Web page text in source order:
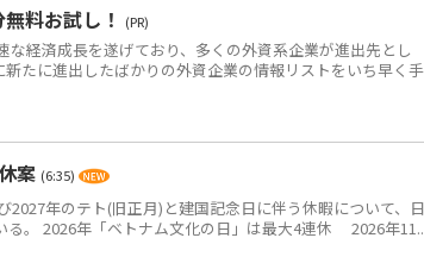
料お試し！ (PR)
経済成長を遂げており、多くの外資系企業が進出先とし
たに進出したばかりの外資企業の情報リストをいち早く手
案 (6:35)
年のテト(旧正月)と建国記念日に伴う休暇について、日
る。 2026年「ベトナム文化の日」は最大4連休 2026年